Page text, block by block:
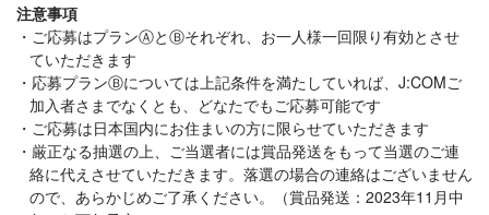
注意事項
ご応募はプランⒶとⒷそれぞれ、お一人様一回限り有効とさせ
ていただきます
応募プランⒷについては上記条件を満たしていれば、J:COMご
加入者さまでなくとも、どなたでもご応募可能です
ご応募は日本国内にお住まいの方に限らせていただきます
厳正なる抽選の上、ご当選者には賞品発送をもって当選のご連
絡に代えさせていただきます。落選の場合の連絡はございません
ので、あらかじめご了承ください。（賞品発送：2023年11月中